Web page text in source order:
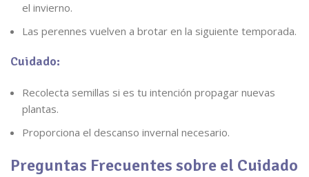
el invierno.
Las perennes vuelven a brotar en la siguiente temporada.
Cuidado:
Recolecta semillas si es tu intención propagar nuevas
plantas.
Proporciona el descanso invernal necesario.
Preguntas Frecuentes sobre el Cuidado